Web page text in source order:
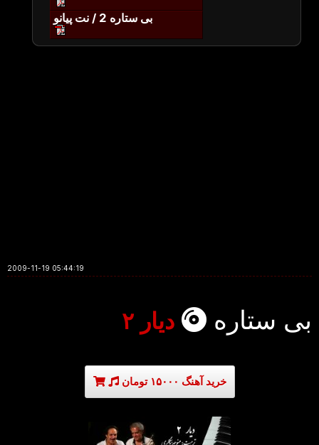
بی ستاره 2 / نت پیانو
2009-11-19 05:44:19
بی ستاره دیار ۲
خرید آهنگ ۱۵۰۰۰ تومان